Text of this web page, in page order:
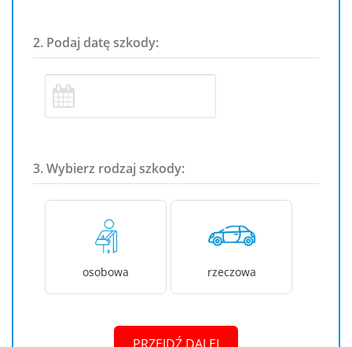
2. Podaj datę szkody:
3. Wybierz rodzaj szkody:
osobowa rzeczowa